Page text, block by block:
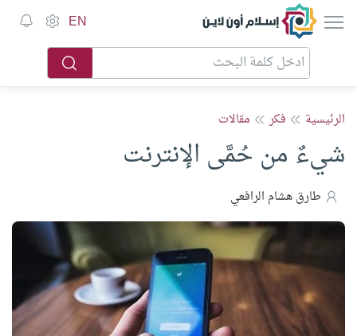
إسلام أون لاين EN
الرئيسية فكر مقالات
شيءٌ من حُمَّى الإنترنت
طارق هشام الرافعي